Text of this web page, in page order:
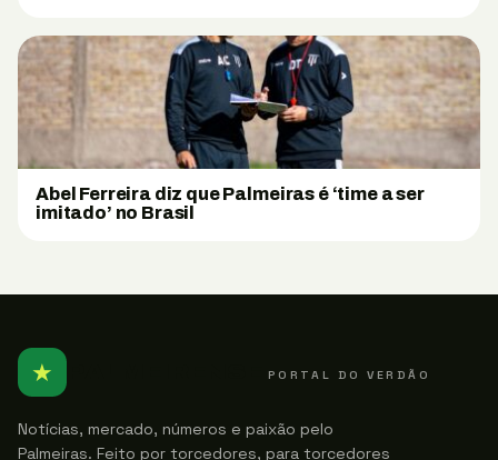
Abel Ferreira diz que Palmeiras é ‘time a ser
imitado’ no Brasil
★ PORTAL DO VERDÃO
Notícias, mercado, números e paixão pelo
Palmeiras. Feito por torcedores, para torcedores